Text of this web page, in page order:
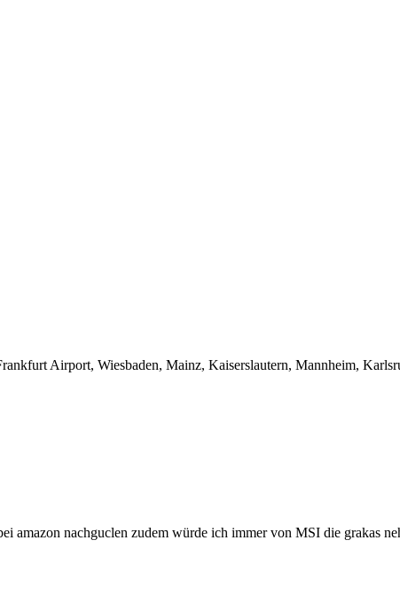
Airport, Wiesbaden, Mainz, Kaiserslautern, Mannheim,
amazon nachguclen zudem würde ich immer von MSI die grakas